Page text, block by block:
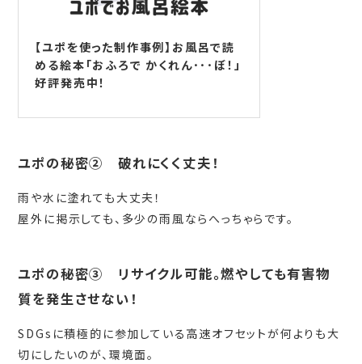
【ユポを使った制作事例】お風呂で読
める絵本「おふろで かくれん･･･ぼ！」
好評発売中！
ユポの秘密② 破れにくく丈夫！
雨や水に塗れても大丈夫！
屋外に掲示しても、多少の雨風ならへっちゃらです。
ユポの秘密③ リサイクル可能。燃やしても有害物
質を発生させない！
SDGsに積極的に参加している高速オフセットが何よりも大
切にしたいのが、環境面。